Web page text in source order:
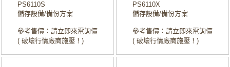
PS6110S
儲存設備/備份方案
參考售價：請立即來電詢價
( 破壞行情廠商施壓！)
PS6110X
儲存設備/備份方案
參考售價：請立即來電詢價
( 破壞行情廠商施壓！)